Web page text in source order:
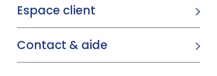
Espace client
Contact & aide